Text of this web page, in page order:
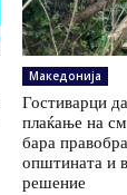
Македонија
Гостиварци
плаќање на
бара
општината и
решение